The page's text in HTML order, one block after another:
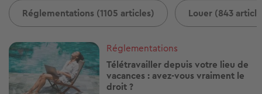
Réglementations (1105 articles) Louer (843
Image
Réglementations
Télétravailler depuis votre lieu de
vacances : avez-vous vraiment le
droit ?